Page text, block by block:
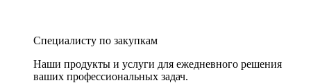
Специалисту по закупкам
Наши продукты и услуги для ежедневного решения
ваших профессиональных задач.